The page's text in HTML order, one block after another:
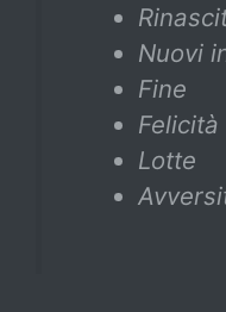
Nuovi
Fine
Felicità
Lotte